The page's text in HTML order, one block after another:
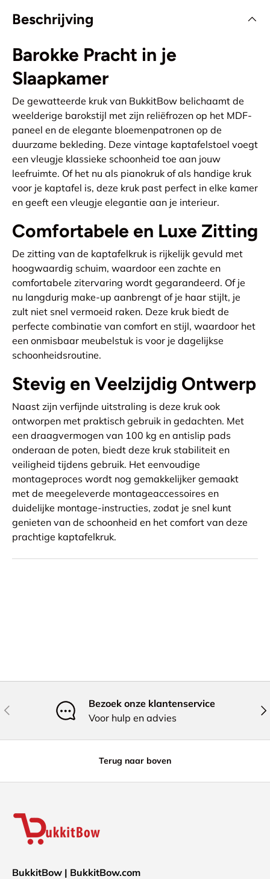
Beschrijving
Barokke Pracht in je
Slaapkamer
De gewatteerde kruk van BukkitBow belichaamt de
weelderige barokstijl met zijn reliëfrozen op het MDF-
paneel en de elegante bloemenpatronen op de
duurzame bekleding. Deze vintage kaptafelstoel voegt
een vleugje klassieke schoonheid toe aan jouw
leefruimte. Of het nu als pianokruk of als handige kruk
voor je kaptafel is, deze kruk past perfect in elke kamer
en geeft een vleugje elegantie aan je interieur.
Comfortabele en Luxe Zitting
De zitting van de kaptafelkruk is rijkelijk gevuld met
hoogwaardig schuim, waardoor een zachte en
comfortabele zitervaring wordt gegarandeerd. Of je
nu langdurig make-up aanbrengt of je haar stijlt, je
zult niet snel vermoeid raken. Deze kruk biedt de
perfecte combinatie van comfort en stijl, waardoor het
een onmisbaar meubelstuk is voor je dagelijkse
schoonheidsroutine.
Stevig en Veelzijdig Ontwerp
Naast zijn verfijnde uitstraling is deze kruk ook
ontworpen met praktisch gebruik in gedachten. Met
een draagvermogen van 100 kg en antislip pads
onderaan de poten, biedt deze kruk stabiliteit en
veiligheid tijdens gebruik. Het eenvoudige
montageproces wordt nog gemakkelijker gemaakt
met de meegeleverde montageaccessoires en
duidelijke montage-instructies, zodat je snel kunt
genieten van de schoonheid en het comfort van deze
prachtige kaptafelkruk.
Vorige
Bezoek onze klantenservice
Voor hulp en advies
Terug naar boven
BukkitBow | BukkitBow.com